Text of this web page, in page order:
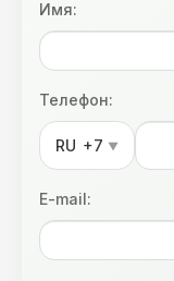
Имя:
Телефон:
RU +7 ▼
E-mail: